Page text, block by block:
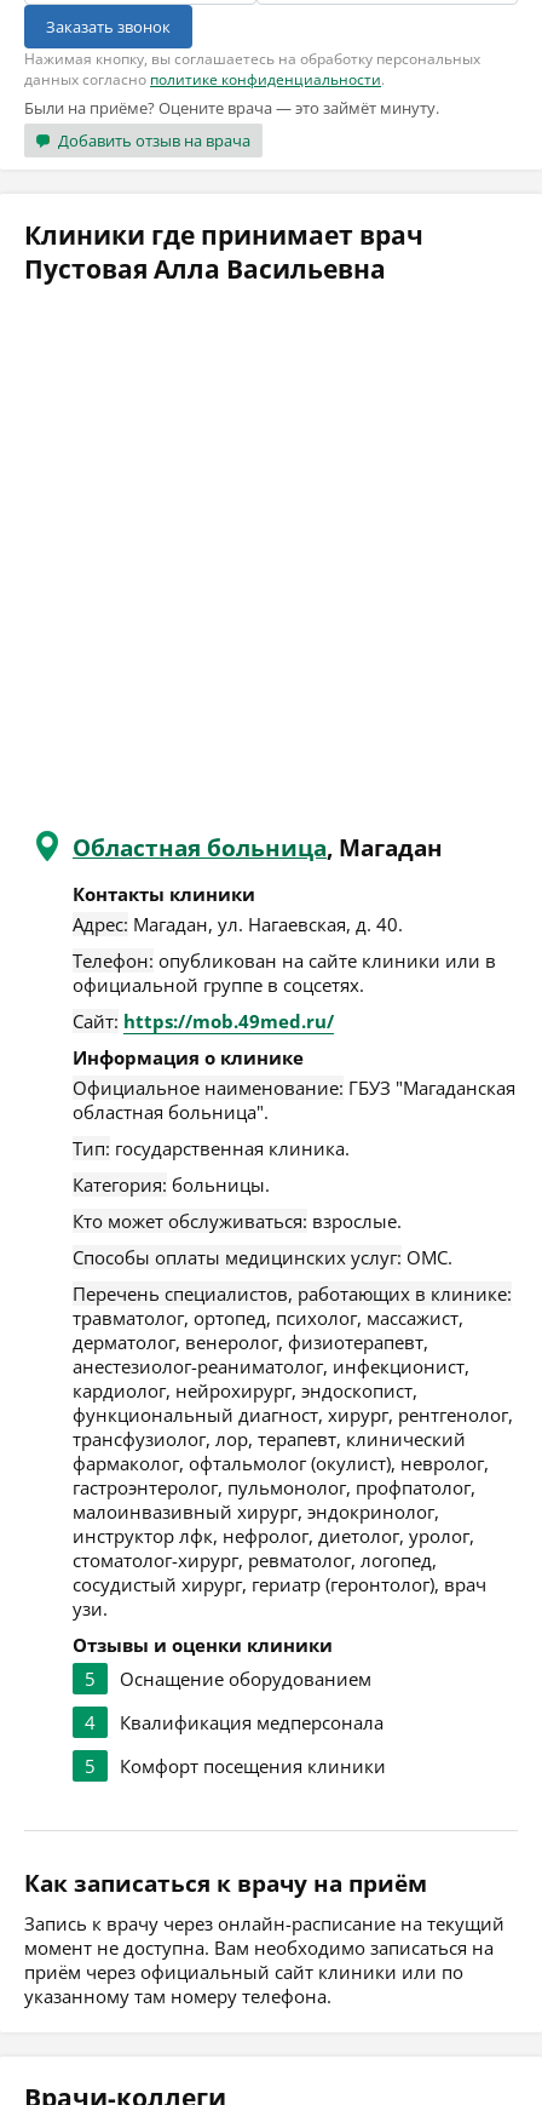
Заказать звонок
Нажимая кнопку, вы соглашаетесь на обработку персональных
данных согласно политике конфиденциальности.
Были на приёме? Оцените врача — это займёт минуту.
Добавить отзыв на врача
Клиники где принимает врач
Пустовая Алла Васильевна
Областная больница, Магадан
Контакты клиники
Адрес: Магадан, ул. Нагаевская, д. 40.
Телефон: опубликован на сайте клиники или в
официальной группе в соцсетях.
Сайт: https://mob.49med.ru/
Информация о клинике
Официальное наименование: ГБУЗ "Магаданская
областная больница".
Тип: государственная клиника.
Категория: больницы.
Кто может обслуживаться: взрослые.
Способы оплаты медицинских услуг: ОМС.
Перечень специалистов, работающих в клинике:
травматолог, ортопед, психолог, массажист,
дерматолог, венеролог, физиотерапевт,
анестезиолог-реаниматолог, инфекционист,
кардиолог, нейрохирург, эндоскопист,
функциональный диагност, хирург, рентгенолог,
трансфузиолог, лор, терапевт, клинический
фармаколог, офтальмолог (окулист), невролог,
гастроэнтеролог, пульмонолог, профпатолог,
малоинвазивный хирург, эндокринолог,
инструктор лфк, нефролог, диетолог, уролог,
стоматолог-хирург, ревматолог, логопед,
сосудистый хирург, гериатр (геронтолог), врач
узи.
Отзывы и оценки клиники
5
Оснащение оборудованием
4
Квалификация медперсонала
5
Комфорт посещения клиники
Как записаться к врачу на приём
Запись к врачу через онлайн-расписание на текущий
момент не доступна. Вам необходимо записаться на
приём через официальный сайт клиники или по
указанному там номеру телефона.
Врачи-коллеги